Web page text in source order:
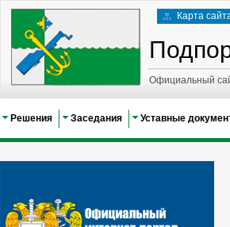
Карта
Официальный
Решения Заседания Уставные